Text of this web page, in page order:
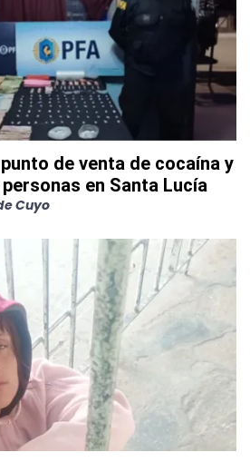
de venta de cocaína y
en Santa Lucía
Cuyo